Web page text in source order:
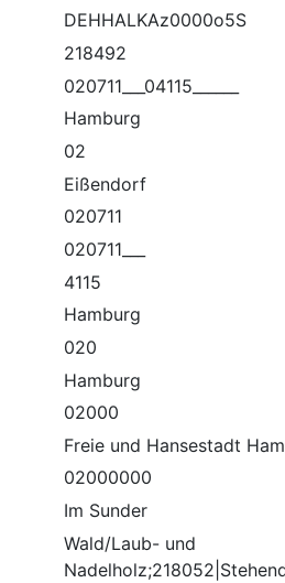
DEHHALKAz0000o5S
218492
020711___04115______
Hamburg
02
Eißendorf
020711
020711___
4115
Hamburg
020
Hamburg
02000
Freie und Hansestadt
02000000
Im Sunder
Wald/Laub- und